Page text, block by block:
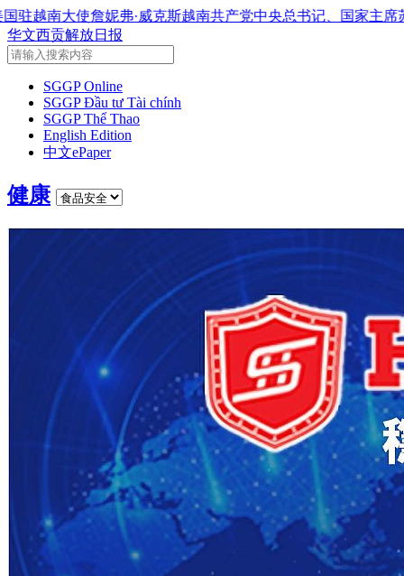
克斯越南共产党中央总书记、国家主席苏林将对澳大利亚和新
华文西贡解放日报
SGGP Online
SGGP Đầu tư Tài chính
SGGP Thể Thao
English Edition
中文ePaper
健康